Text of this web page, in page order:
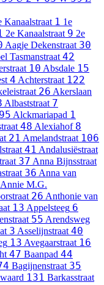
Kanaalstraat 1 1e
2e Kanaalstraat 9 2e
Aagje Dekenstraat 30
Tasmanstraat 42
10 Absdale 15
4 Achterstraat 122
26 Akerslaan
Albaststraat 7
Alckmariapad 1
48 Alexiahof 8
21 Amelandstraat 106
41 Andalusiëstraat
37 Anna Bijnsstraat
36 Anna van
Annie M.G.
26 Anthonie van
13 Appelsteeg 6
55 Arendsweg
3 Asselijnstraat 40
13 Avegaarstraat 16
47 Baanpad 44
Bagijnenstraat 35
131 Barkasstraat